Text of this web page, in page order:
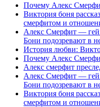
Почему Алекс
Виктория боня
смерфитом и
Алекс Смерфит —
Бони подозревают в
История любви:
Почему Алекс
Алекс смерфит
Алекс Смерфит —
Бони подозревают в
Виктория боня
смерфитом и